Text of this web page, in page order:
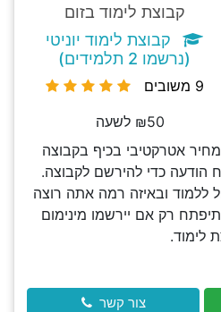
קבוצת לימוד בזום
קבוצת לימוד יוניטי
(נרשמו 2 תלמידים)
9 משובים
₪50 לשעה
אטרקטיבי בכיף בקבוצה
הודעה כדי להירשם לקבוצה.
ללמוד ובאיזה רמה אתה רוצה
רק אם יירשמו מינימום
לימוד.
צור קשר